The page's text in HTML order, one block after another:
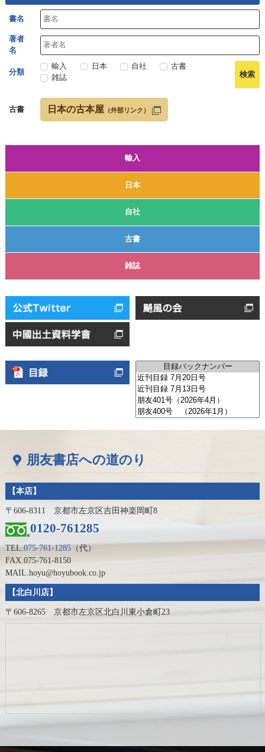
輸入
日本
自社
古書
雑誌
書名
著者
名
分類
輸入 日本 自社
古書
雑誌
古書 日本の古本屋 （外部リンク）
朋友書店への道のり
【本店】
〒606-8311 京都市左京区吉田神楽岡町8
0120-761285
TEL.075-761-1285（代）
FAX.075-761-8150
MAIL.hoyu@hoyubook.co.jp
【北白川店】
〒606-8265 京都市左京区北白川東小倉町23